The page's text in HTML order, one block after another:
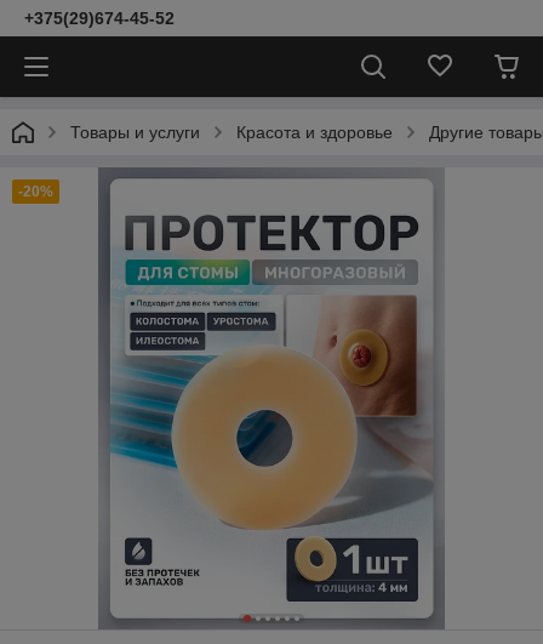
+375(29)674-45-52
Товары и услуги Красота и здоровье Другие
-20%